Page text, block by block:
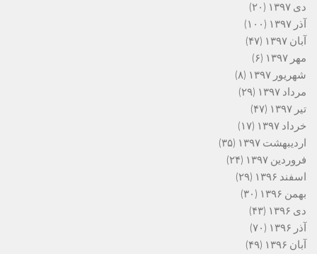
دی ۱۳۹۷
(۲۰)
آذر ۱۳۹۷
(۱۰۰)
آبان ۱۳۹۷
(۴۷)
مهر ۱۳۹۷
(۶)
شهریور ۱۳۹۷
(۸)
مرداد ۱۳۹۷
(۲۹)
تیر ۱۳۹۷
(۴۷)
خرداد ۱۳۹۷
(۱۷)
اردیبهشت ۱۳۹۷
(۳۵)
فروردین ۱۳۹۷
(۲۴)
اسفند ۱۳۹۶
(۲۹)
بهمن ۱۳۹۶
(۳۰)
دی ۱۳۹۶
(۴۳)
آذر ۱۳۹۶
(۷۰)
آبان ۱۳۹۶
(۴۹)